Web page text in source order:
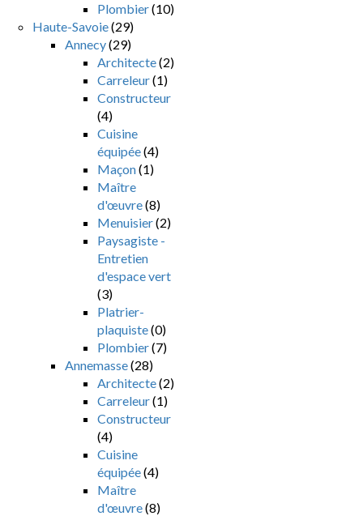
Plombier(10)
Haute-Savoie(29)
Annecy(29)
Architecte(2)
Carreleur(1)
Constructeur
(4)
Cuisine
équipée(4)
Maçon(1)
Maître
d'œuvre(8)
Menuisier(2)
Paysagiste -
Entretien
d'espace vert
(3)
Platrier-
plaquiste(0)
Plombier(7)
Annemasse(28)
Architecte(2)
Carreleur(1)
Constructeur
(4)
Cuisine
équipée(4)
Maître
d'œuvre(8)